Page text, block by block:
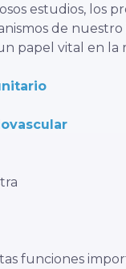
estudios, los
de nuestro
papel vital en la
funciones